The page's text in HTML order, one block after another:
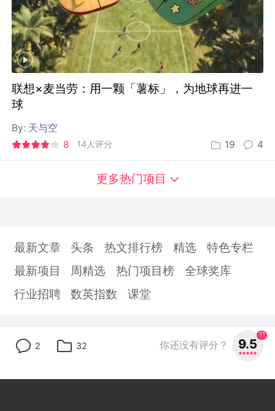
联想×麦当劳：用一颗「薯标」，为地球再进一
球
By: 天与空
8
14人评分 19 4
更多热门项目
2 32 你还没有评分？ 9.5
11
最新文章 头条 热文排行榜 精选
特色专栏
最新项目
周精选 热门项目榜
全球奖库
行业招聘
数英指数 课堂
首页 关于数英 商务及联系 数英App